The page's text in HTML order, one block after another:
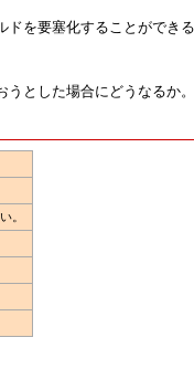
を要塞化することができる
うとした場合にどうなるか。
。